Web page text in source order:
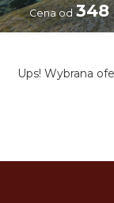
Cena od 348
Ups! Wybrana